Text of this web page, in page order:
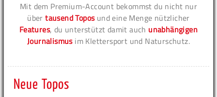
Mit dem Premium-Account bekommst du nicht nur
übertausend Toposund eine Menge nützlicher
Features, du unterstützt damit auch unabhängigen
Journalismusim Klettersport und Naturschutz.
Neue Topos